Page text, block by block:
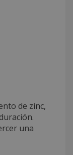
de zinc,
una